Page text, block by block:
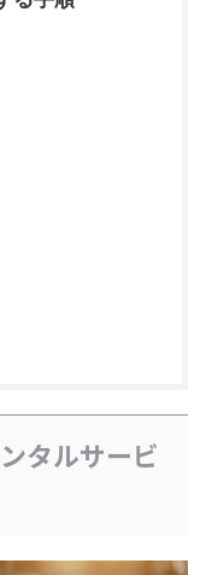
タルサービ